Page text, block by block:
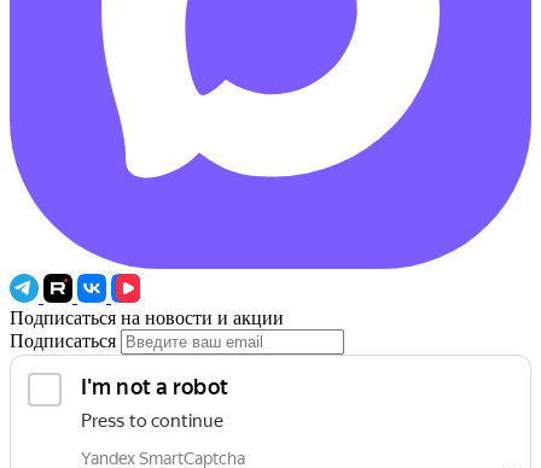
Подписаться на новости и акции
Подписаться